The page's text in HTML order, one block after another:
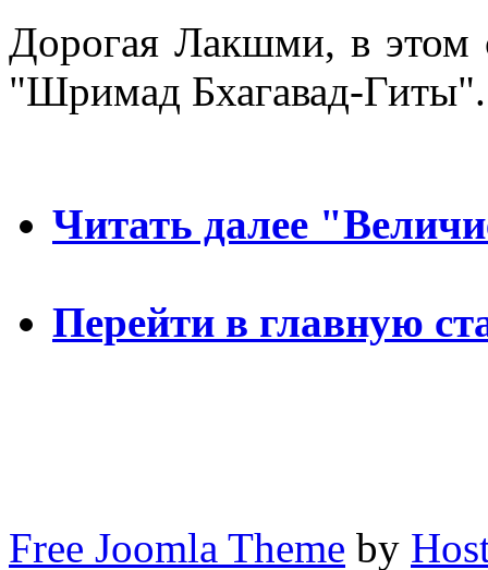
Дорогая Лакшми, в этом
"Шримад Бхагавад-Гиты".
Читать далее
Перейти в главную
Free Joomla Theme by